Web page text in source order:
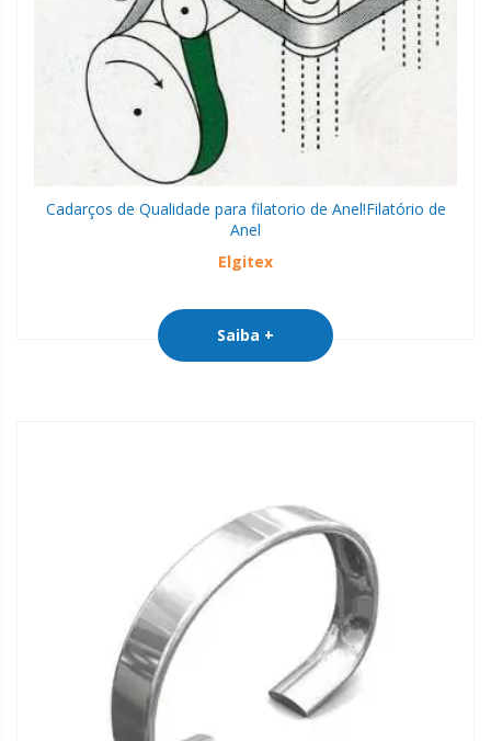
Cadarços de Qualidade para filatorio de Anel!Filatório de
Anel
Elgitex
Saiba +